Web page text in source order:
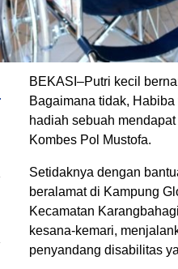
BEKASI–Putri kecil
Bagaimana tidak,
hadiah sebuah
Kombes Pol Mustofa.
Setidaknya dengan
beralamat di Kampung
Kecamatan
kesana-kemari,
penyandang disabilitas